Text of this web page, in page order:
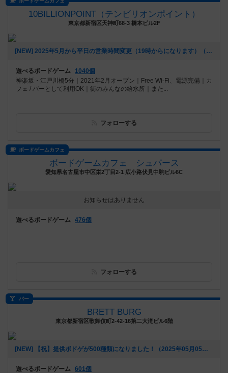
10BILLIONPOINT（テンビリオンポイント）
東京都新宿区天神町68-3 橋本ビル2F
[NEW] 2025年5月から平日の営業時間変更（19時からになります）（2025年06月20日 16時25分）
遊べるボードゲーム
1040個
神楽坂・江戸川橋5分｜2021年2月オープン｜Free Wi-Fi、電源完備｜カ
フェ / バーとして利用OK｜街のみんなの給水所｜また...
フォローする
ボードゲームカフェ
ボードゲームカフェ シュパース
愛知県名古屋市中区栄2丁目2-1 広小路伏見中駒ビル6C
お知らせはありません
遊べるボードゲーム 476個
フォローする
バー
BRETT BURG
東京都新宿区歌舞伎町2-42-16第二大滝ビル6階
[NEW] 【祝】提供ボドゲが500種類になりました！（2025年05月05日 18時08分）
遊べるボードゲーム 601個